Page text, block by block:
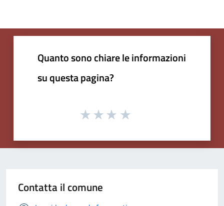
Quanto sono chiare le informazioni
su questa pagina?
Contatta il comune